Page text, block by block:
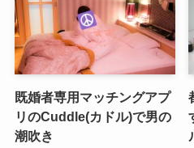
既婚者専用マッチングアプ
リのCuddle(カドル)で男の
潮吹き